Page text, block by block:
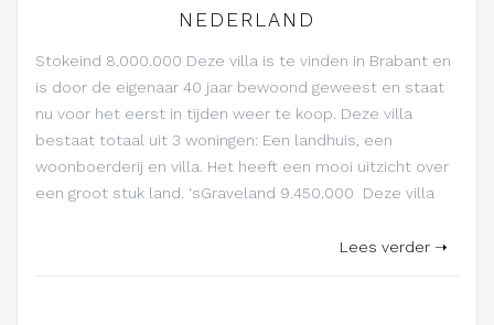
NEDERLAND
Stokeind 8.000.000 Deze villa is te vinden in Brabant en
is door de eigenaar 40 jaar bewoond geweest en staat
nu voor het eerst in tijden weer te koop. Deze villa
bestaat totaal uit 3 woningen: Een landhuis, een
woonboerderij en villa. Het heeft een mooi uitzicht over
een groot stuk land. ‘sGraveland 9.450.000 Deze villa
Lees verder ➝